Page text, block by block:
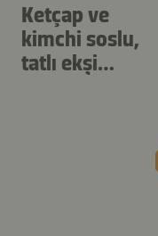
Ketçap ve
kimchi soslu,
tatlı ekşi